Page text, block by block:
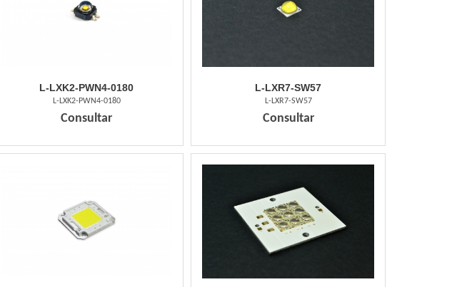
L-LXK2-PWN4-0180
L-LXK2-PWN4-0180
Consultar
L-LXR7-SW57
L-LXR7-SW57
Consultar